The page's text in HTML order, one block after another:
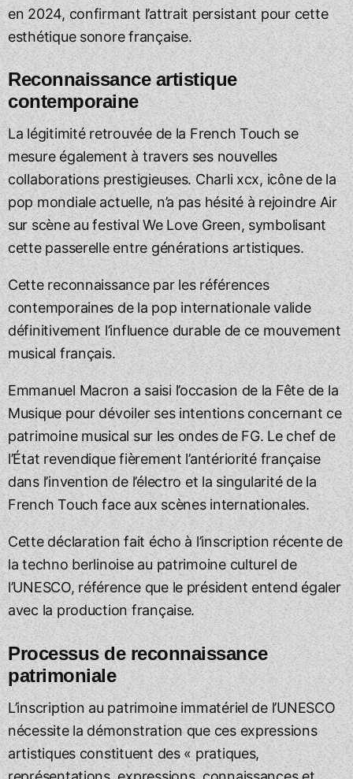
en 2024, confirmant l’attrait persistant pour cette
esthétique sonore française.
Reconnaissance artistique
contemporaine
La légitimité retrouvée de la French Touch se
mesure également à travers ses nouvelles
collaborations prestigieuses. Charli xcx, icône de la
pop mondiale actuelle, n’a pas hésité à rejoindre Air
sur scène au festival We Love Green, symbolisant
cette passerelle entre générations artistiques.
Cette reconnaissance par les références
contemporaines de la pop internationale valide
définitivement l’influence durable de ce mouvement
musical français.
Emmanuel Macron a saisi l’occasion de la Fête de la
Musique pour dévoiler ses intentions concernant ce
patrimoine musical sur les ondes de FG. Le chef de
l’État revendique fièrement l’antériorité française
dans l’invention de l’électro et la singularité de la
French Touch face aux scènes internationales.
Cette déclaration fait écho à l’inscription récente de
la techno berlinoise au patrimoine culturel de
l’UNESCO, référence que le président entend égaler
avec la production française.
Processus de reconnaissance
patrimoniale
L’inscription au patrimoine immatériel de l’UNESCO
nécessite la démonstration que ces expressions
artistiques constituent des « pratiques,